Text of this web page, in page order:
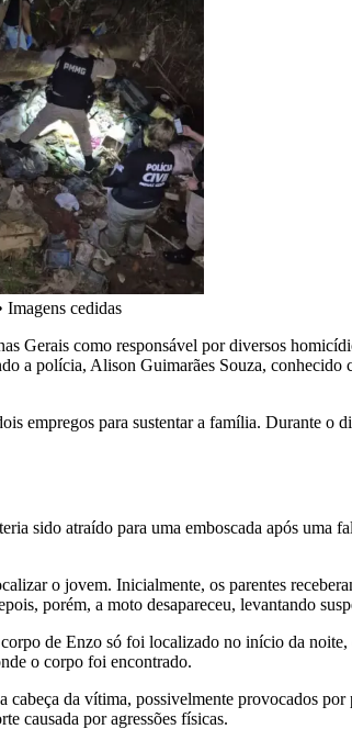
Imagens cedidas
Gerais como responsável por diversos
a polícia, Alison Guimarães Souza,
empregos para sustentar a família. Durante
sido atraído para uma emboscada após
o jovem. Inicialmente, os parentes
porém, a moto desapareceu, levantando
de Enzo só foi localizado no início da
o corpo foi encontrado.
da vítima, possivelmente provocados
causada por agressões físicas.